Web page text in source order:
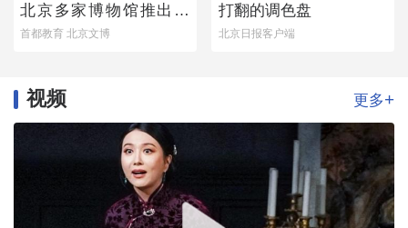
北京多家博物馆推出暑
期亲子研学活动
首都教育 北京文博
打翻的调色盘
北京日报客户端
视频 更多+